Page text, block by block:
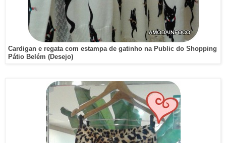
Cardigan e regata com estampa de gatinho na Public do Shopping
Pátio Belém (Desejo)